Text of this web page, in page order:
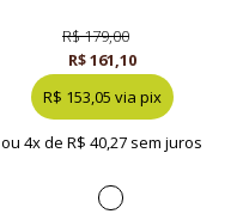
R$ 179,00
R$ 161,10
R$ 153,05 via pix
ou 4x de R$ 40,27 sem juros